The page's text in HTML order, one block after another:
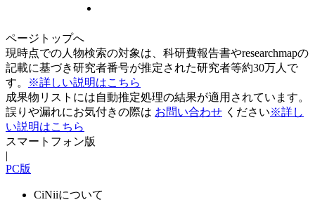
ページトップへ
現時点での人物検索の対象は、科研費報告書やresearchmapの
記載に基づき研究者番号が推定された研究者等約30万人で
す。
※詳しい説明はこちら
成果物リストには自動推定処理の結果が適用されています。
誤りや漏れにお気付きの際は お問い合わせ ください※詳し
い説明はこちら
スマートフォン版
|
PC版
CiNiiについて